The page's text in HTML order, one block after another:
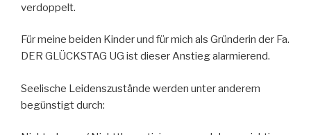
verdoppelt.
Für meine beiden Kinder und für mich als Gründerin der Fa.
DER GLÜCKSTAG UG ist dieser Anstieg alarmierend.
Seelische Leidenszustände werden unter anderem
begünstigt durch: